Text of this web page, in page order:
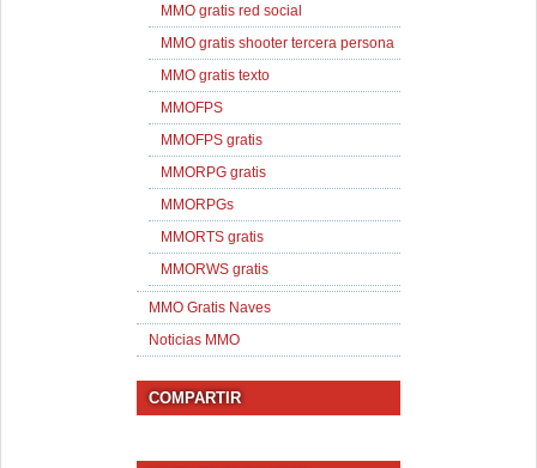
MMO gratis red social
MMO gratis shooter tercera persona
MMO gratis texto
MMOFPS
MMOFPS gratis
MMORPG gratis
MMORPGs
MMORTS gratis
MMORWS gratis
MMO Gratis Naves
Noticias MMO
COMPARTIR